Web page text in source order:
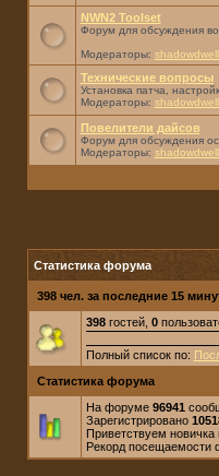
NWN2 Toolset
Форум для обсуждения
Модераторы:
Технические вопросы
Установка патча,
Модераторы:
Повелители дайсов
Форум для обсуждения
Модераторы:
Статистика форума
398 чел. за последние 15
398гостей, 0
Полный список по:
Статистика форума
На форуме 96941
Зарегистрировано
Приветствуем
Рекорд посещаемости